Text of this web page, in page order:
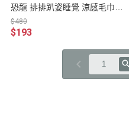
恐龍 排排趴姿睡覺 涼感毛巾10
0x20公分 1款 日本製
$480
$193